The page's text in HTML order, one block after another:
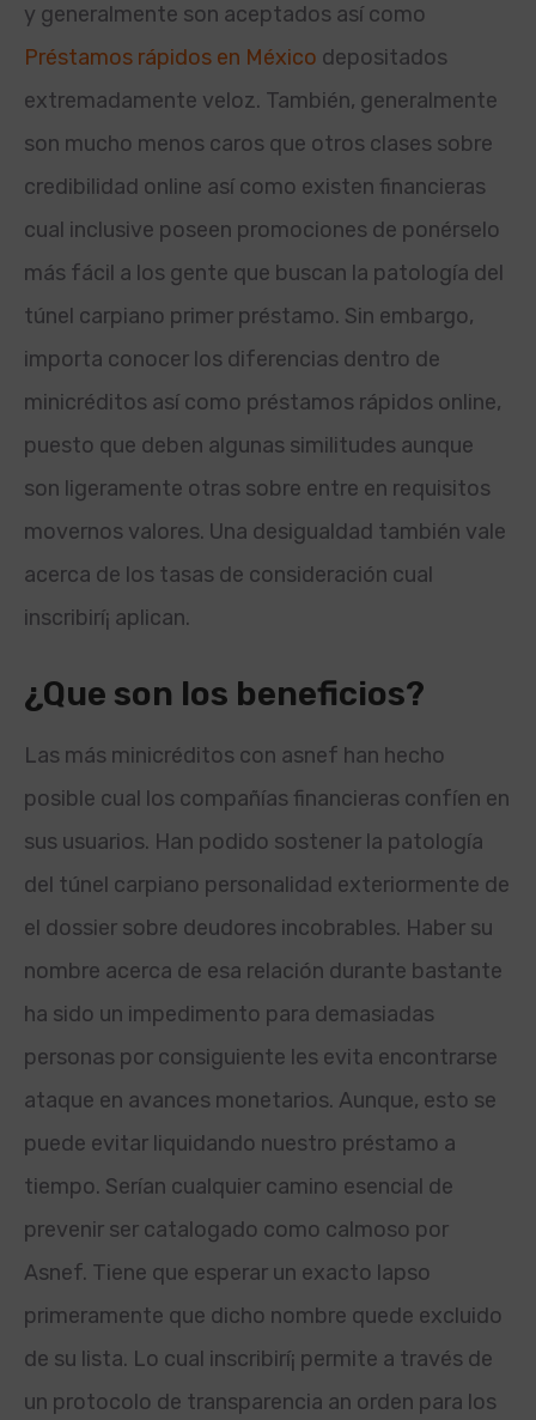
y generalmente son aceptados así­ como
Préstamos rápidos en México depositados
extremadamente veloz. También, generalmente
son mucho menos caros que otros clases sobre
credibilidad online así­ como existen financieras
cual inclusive poseen promociones de ponérselo
más fácil a los gente que buscan la patologí­a del
túnel carpiano primer préstamo. Sin embargo,
importa conocer los diferencias dentro de
minicréditos así­ como préstamos rápidos online,
puesto que deben algunas similitudes aunque
son ligeramente otras sobre entre en requisitos
movernos valores. Una desigualdad también vale
acerca de los tasas de consideración cual
inscribirí¡ aplican.
¿Que son los beneficios?
Las más minicréditos con asnef han hecho
posible cual los compañías financieras confíen en
sus usuarios. Han podido sostener la patologí­a
del túnel carpiano personalidad exteriormente de
el dossier sobre deudores incobrables. Haber su
nombre acerca de esa relación durante bastante
ha sido un impedimento para demasiadas
personas por consiguiente les evita encontrarse
ataque en avances monetarios. Aunque, esto se
puede evitar liquidando nuestro préstamo a
tiempo. Serían cualquier camino esencial de
prevenir ser catalogado como calmoso por
Asnef. Tiene que esperar un exacto lapso
primeramente que dicho nombre quede excluido
de su lista. Lo cual inscribirí¡ permite a través de
un protocolo de transparencia an orden para los